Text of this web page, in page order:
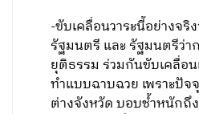
-ขับเคลื่อนวาระนี้อย่างจริ
รัฐมนตรี และ รัฐมนตรีว่า
ยุติธรรม ร่วมกันขับเคลื่อน
ทำแบบฉาบฉวย เพราะปั
ต่างจังหวัด บอบช้ำหนักถึ